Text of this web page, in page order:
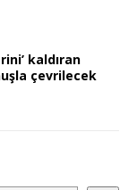
kaldıran
çevrilecek